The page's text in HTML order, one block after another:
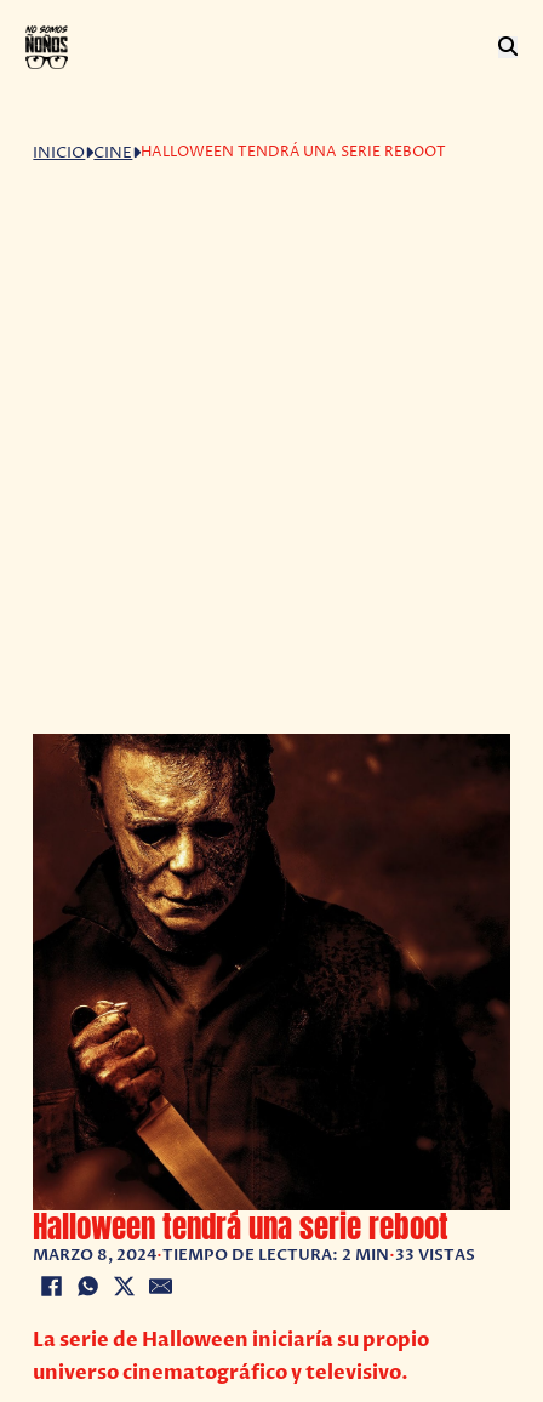
INICIO CINE HALLOWEEN TENDRÁ UNA SERIE REBOOT
Halloween tendrá una serie reboot
MARZO 8, 2024•TIEMPO DE LECTURA: 2 MIN•33 VISTAS
La serie de Halloween iniciaría su propio
universo cinematográfico y televisivo.